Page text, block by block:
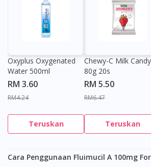
Oxyplus Oxygenated
Water 500ml
RM 3.60
RM4.24
Teruskan
Chewy-C Milk Candy
80g 20s
RM 5.50
RM6.47
Teruskan
Cara Penggunaan Fluimucil A 100mg